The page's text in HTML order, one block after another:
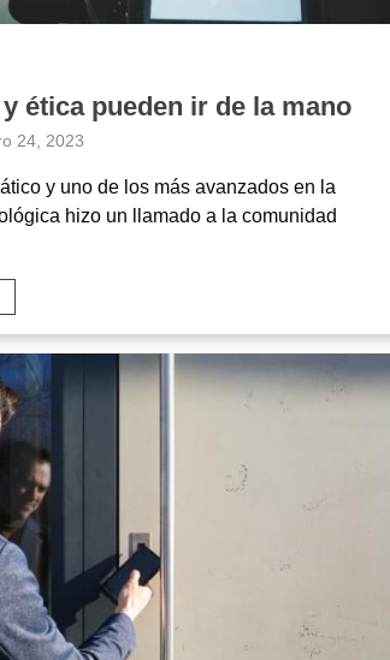
ética pueden ir de la mano
24, 2023
y uno de los más avanzados en la
hizo un llamado a la comunidad